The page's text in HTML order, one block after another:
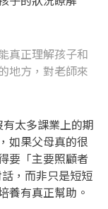
真正理解孩子和
地方，對老師來
太多課業上的期
如果父母真的很
要「主要照顧者
，而非只是短短
養有真正幫助。